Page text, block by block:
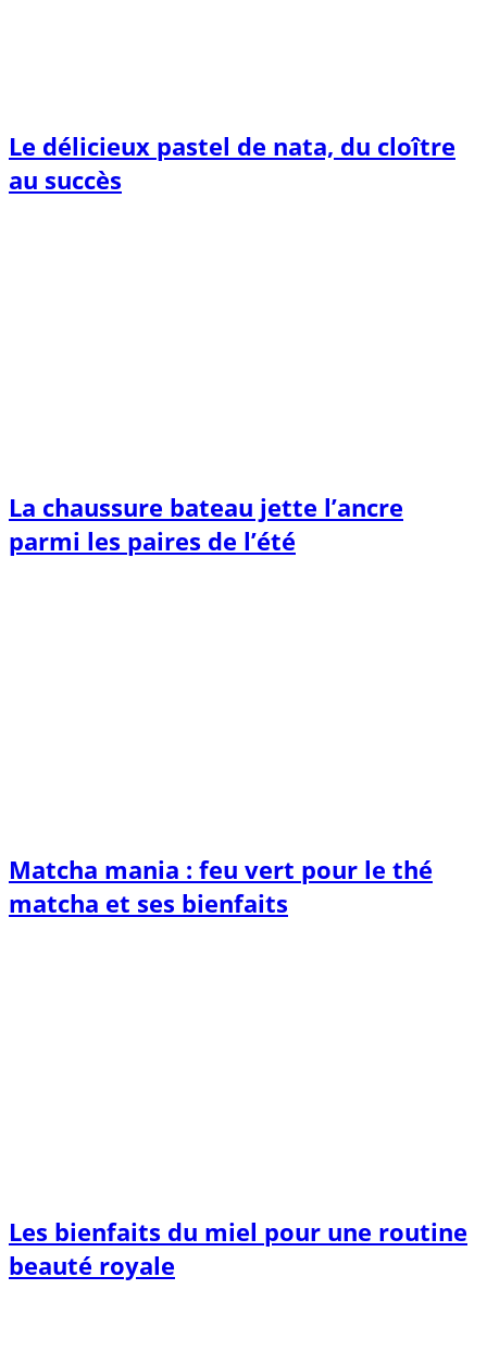
Le délicieux pastel de nata, du cloître
au succès
La chaussure bateau jette l’ancre
parmi les paires de l’été
Matcha mania : feu vert pour le thé
matcha et ses bienfaits
Les bienfaits du miel pour une routine
beauté royale